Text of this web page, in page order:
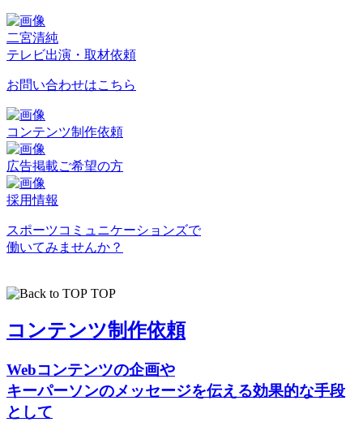
二宮清純
テレビ出演・取材依頼
お問い合わせはこちら
コンテンツ制作依頼
広告掲載ご希望の方
採用情報
スポーツコミュニケーションズで
働いてみませんか？
TOP
コンテンツ制作依頼
Webコンテンツの企画や
キーパーソンのメッセージを伝える効果的な手段
として